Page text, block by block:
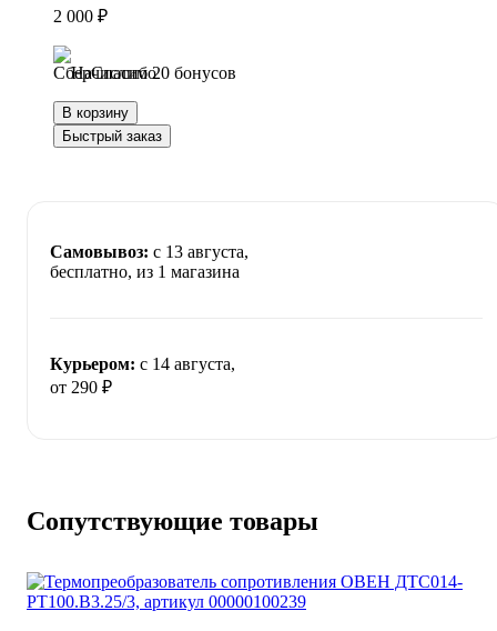
2 000 ₽
Начислим 20 бонусов
В корзину
Быстрый заказ
Самовывоз: c 13 августа,
бесплатно, из 1 магазина
Курьером: c 14 августа,
от 290 ₽
Сопутствующие товары